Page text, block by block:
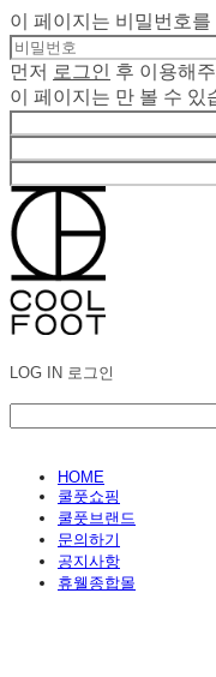
이 페이지는 비밀번호
먼저 로그인
후 이용해
이 페이지는 만 볼 수 있
LOG IN 로그인
HOME
쿨풋쇼핑
쿨풋브랜드
문의하기
공지사항
휴웰종합몰